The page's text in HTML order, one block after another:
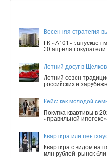
Весенняя стратегия
ГК «А101»
30 апреля покупатели
Летний досуг в
Летний сезон
российских и
Кейс: как молодой
Покупка квартиры в
«правильной
Квартира или
Квартира с видом на
млн рублей, рынок